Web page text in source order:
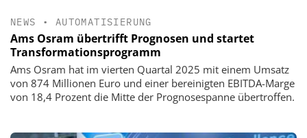
NEWS • AUTOMATISIERUNG
Ams Osram übertrifft Prognosen und startet
Transformationsprogramm
Ams Osram hat im vierten Quartal 2025 mit einem Umsatz
von 874 Millionen Euro und einer bereinigten EBITDA-Marge
von 18,4 Prozent die Mitte der Prognosespanne übertroffen.